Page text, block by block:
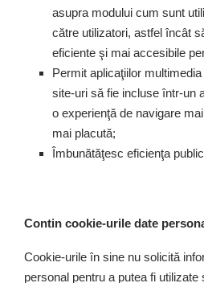
asupra modului cum sunt
către utilizatori, astfel încât
eficiente şi mai accesibile
Permit aplicaţiilor
site-uri să fie incluse într-un
o experienţă de navigare
mai placută;
Îmbunătăţesc eficienţa
Contin cookie-urile date
Cookie-urile în sine nu solicită
personal pentru a putea fi